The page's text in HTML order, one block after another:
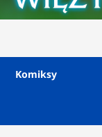
Komiksy